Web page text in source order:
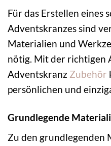
Für das Erstellen eines
Adventskranzes sind
Materialien und
nötig. Mit der richtigen
Adventskranz Zubehör
persönlichen und
Grundlegende
Zu den grundlegenden